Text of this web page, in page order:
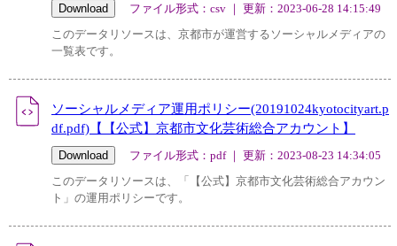
ファイル形式：csv ｜ 更新：2023-06-28 14:15:49
このデータリソースは、京都市が運営するソーシャルメディアの
一覧表です。
ソーシャルメディア運用ポリシー(20191024kyotocityart.p
df.pdf)【【公式】京都市文化芸術総合アカウント】
ファイル形式：pdf ｜ 更新：2023-08-23 14:34:05
このデータリソースは、「【公式】京都市文化芸術総合アカウン
ト」の運用ポリシーです。